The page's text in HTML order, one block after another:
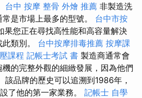
台中 按摩 整骨 外燴 推薦 非製造洗
是市場上最多的型號。 台中市按
果您正在尋找高性能和高容量解決
類別。 台中按摩排毒推薦 按摩課
課程 記帳士考試 書 製造商通常會
的完整外觀的細緻發展，因為他們
該品牌的歷史可以追溯到1986年，
了他的第一家業務。 記帳士 自學